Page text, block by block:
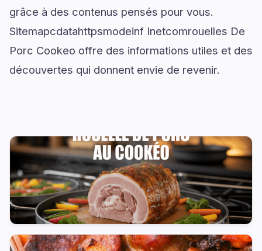
grâce à des contenus pensés pour vous.
Sitemapcdatahttpsmodeinf Inetcomrouelles De
Porc Cookeo offre des informations utiles et des
découvertes qui donnent envie de revenir.